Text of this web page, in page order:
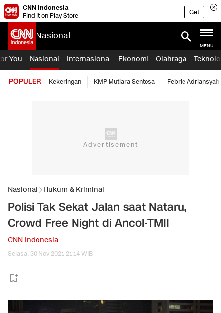
CNN Indonesia
Find it on Play Store
Get
Nasional
MENU
You Nasional Internasional Ekonomi Olahraga
POPULER Kekeringan KMP Mutiara Sentosa Febrie Adriansyah
Nasional Hukum & Kriminal
Polisi Tak Sekat Jalan saat Nataru,
Crowd Free Night di Ancol-TMII
CNN Indonesia
Selasa, 30 Nov 2021 21:14 WIB